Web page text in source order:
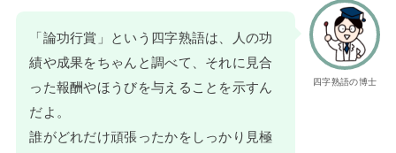
四字熟語の博士
「論功行賞」という四字熟語は、人の功
績や成果をちゃんと調べて、それに見合
った報酬やほうびを与えることを示すん
だよ。
誰がどれだけ頑張ったかをしっかり見極